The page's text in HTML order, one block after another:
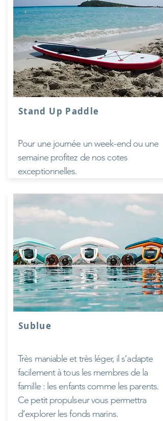
Stand Up Paddle
Pour une journée un week-end ou une
semaine profitez de nos cotes
exceptionnelles.
Sublue
Très maniable et très léger, il s’adapte
facilement à tous les membres de la
famille : les enfants comme les parents.
Ce petit propulseur vous permettra
d’explorer les fonds marins.